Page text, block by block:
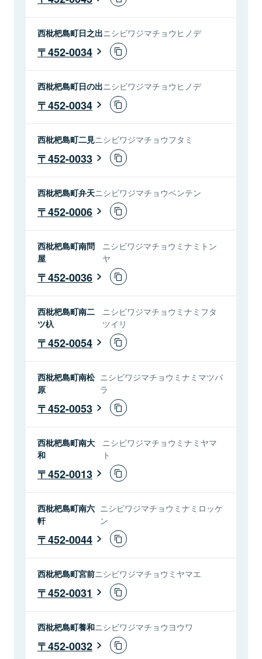
西枇杷島町日之出ニシビワジマチョウヒノデ
452-0034
西枇杷島町日の出ニシビワジマチョウヒノデ
452-0034
西枇杷島町二見ニシビワジマチョウフタミ
452-0033
西枇杷島町弁天ニシビワジマチョウベンテン
452-0006
西枇杷島町南問
屋
ニシビワジマチョウミナミトン
ヤ
452-0036
西枇杷島町南二
ツ杁
ニシビワジマチョウミナミフタ
ツイリ
452-0054
西枇杷島町南松
原
ニシビワジマチョウミナミマツバ
ラ
452-0053
西枇杷島町南大
和
ニシビワジマチョウミナミヤマ
ト
452-0013
西枇杷島町南六
軒
ニシビワジマチョウミナミロッケ
ン
452-0044
西枇杷島町宮前ニシビワジマチョウミヤマエ
452-0031
西枇杷島町養和ニシビワジマチョウヨウワ
452-0032